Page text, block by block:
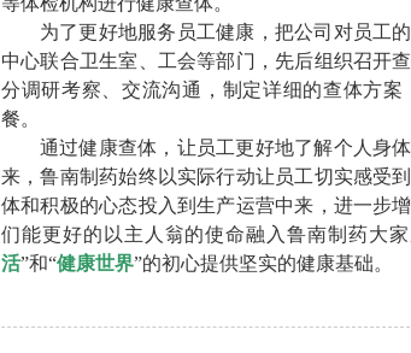
为了更好地服务员工健康，把公司对员工
中心联合卫生室、工会等部门，先后组织召开
分调研考察、交流沟通，制定详细的查体方
餐。
通过健康查体，让员工更好地了解个人身
来，鲁南制药始终以实际行动让员工切实感受
体和积极的心态投入到生产运营中来，进一步
们能更好的以主人翁的使命融入鲁南制药大
活”和“健康世界”的初心提供坚实的健康基础。